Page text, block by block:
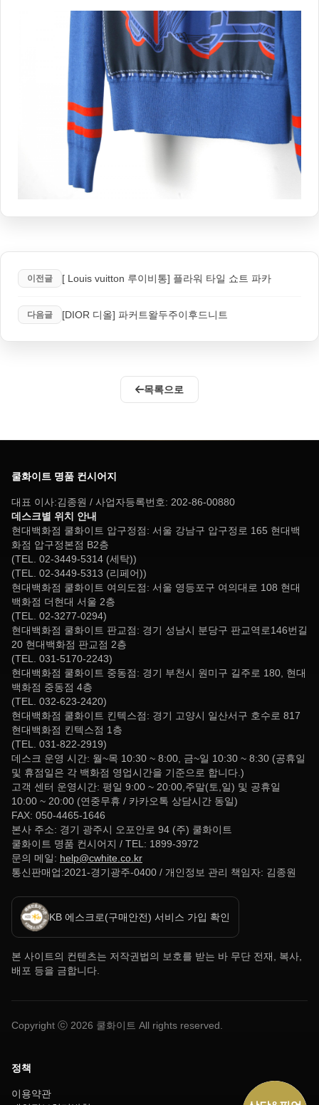
이전글 [ Louis vuitton 루이비통] 플라워 타일 쇼트 파카
다음글 [DIOR 디올] 파커트왈두주이후드니트
목록으로
쿨화이트 명품 컨시어지
대표 이사:김종원 / 사업자등록번호: 202-86-00880
데스크별 위치 안내
현대백화점 쿨화이트 압구정점: 서울 강남구 압구정로 165 현대백
화점 압구정본점 B2층
(TEL. 02-3449-5314 (세탁))
(TEL. 02-3449-5313 (리페어))
현대백화점 쿨화이트 여의도점: 서울 영등포구 여의대로 108 현대
백화점 더현대 서울 2층
(TEL. 02-3277-0294)
현대백화점 쿨화이트 판교점: 경기 성남시 분당구 판교역로146번길
20 현대백화점 판교점 2층
(TEL. 031-5170-2243)
현대백화점 쿨화이트 중동점: 경기 부천시 원미구 길주로 180, 현대
백화점 중동점 4층
(TEL. 032-623-2420)
현대백화점 쿨화이트 킨텍스점: 경기 고양시 일산서구 호수로 817
현대백화점 킨텍스점 1층
(TEL. 031-822-2919)
데스크 운영 시간: 월~목 10:30 ~ 8:00, 금~일 10:30 ~ 8:30 (공휴일
및 휴점일은 각 백화점 영업시간을 기준으로 합니다.)
고객 센터 운영시간: 평일 9:00 ~ 20:00,주말(토,일) 및 공휴일
10:00 ~ 20:00 (연중무휴 / 카카오톡 상담시간 동일)
FAX: 050-4465-1646
본사 주소: 경기 광주시 오포안로 94 (주) 쿨화이트
쿨화이트 명품 컨시어지 / TEL: 1899-3972
문의 메일: help@cwhite.co.kr
통신판매업:2021-경기광주-0400 / 개인정보 관리 책임자: 김종원
KB 에스크로(구매안전) 서비스 가입 확인
본 사이트의 컨텐츠는 저작권법의 보호를 받는 바 무단 전재, 복사,
배포 등을 금합니다.
Copyright ⓒ 2026 쿨화이트 All rights reserved.
정책
이용약관